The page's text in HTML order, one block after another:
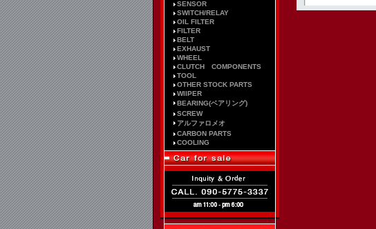
SENSOR
SWITCH/RELAY
OIL FILTER
FILTER
BELT
EXHAUST
WHEEL
CLUTCH COMPONENTS
TOOL
OTHER STOCK PARTS
WIIPER
BEARING(ベアリング)
SCREW
アルファロメオ
CARBON PARTS
COOLING